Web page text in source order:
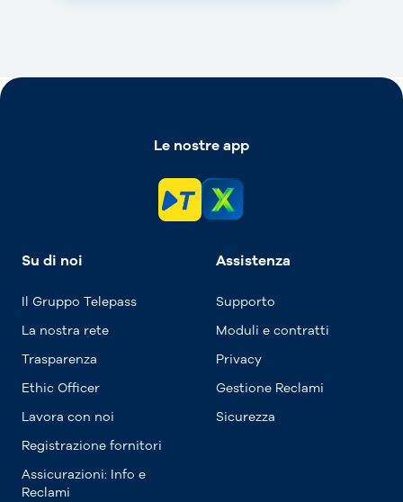
Le nostre app
Su di noi
Il Gruppo Telepass
La nostra rete
Trasparenza
Ethic Officer
Lavora con noi
Registrazione fornitori
Assicurazioni: Info e
Reclami
Assistenza
Supporto
Moduli e contratti
Privacy
Gestione Reclami
Sicurezza